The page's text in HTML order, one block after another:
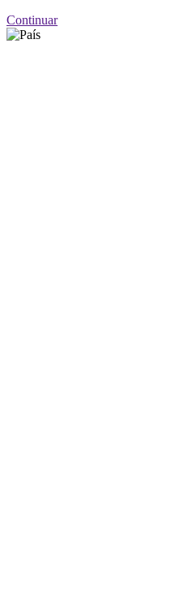
Continuar